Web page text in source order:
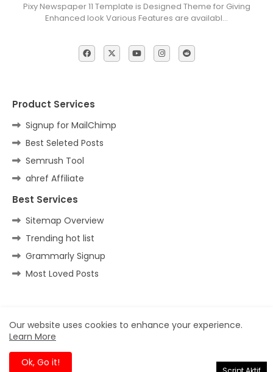
Pixy Newspaper 11 Template is Designed Theme for Giving
Enhanced look Various Features are availabl…
Product Services
Signup for MailChimp
Best Seleted Posts
Semrush Tool
ahref Affiliate
Best Services
Sitemap Overview
Trending hot list
Grammarly Signup
Most Loved Posts
Home Contact us Privacy Policy
Our website uses cookies to enhance your experience.
Learn More
Ok, Go it!